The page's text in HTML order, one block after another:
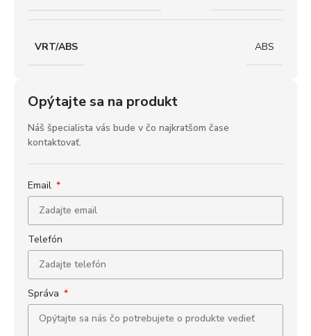
VRT/ABS ABS
Opýtajte sa na produkt
Náš špecialista vás bude v čo najkratšom čase
kontaktovať.
Email
Telefón
Správa